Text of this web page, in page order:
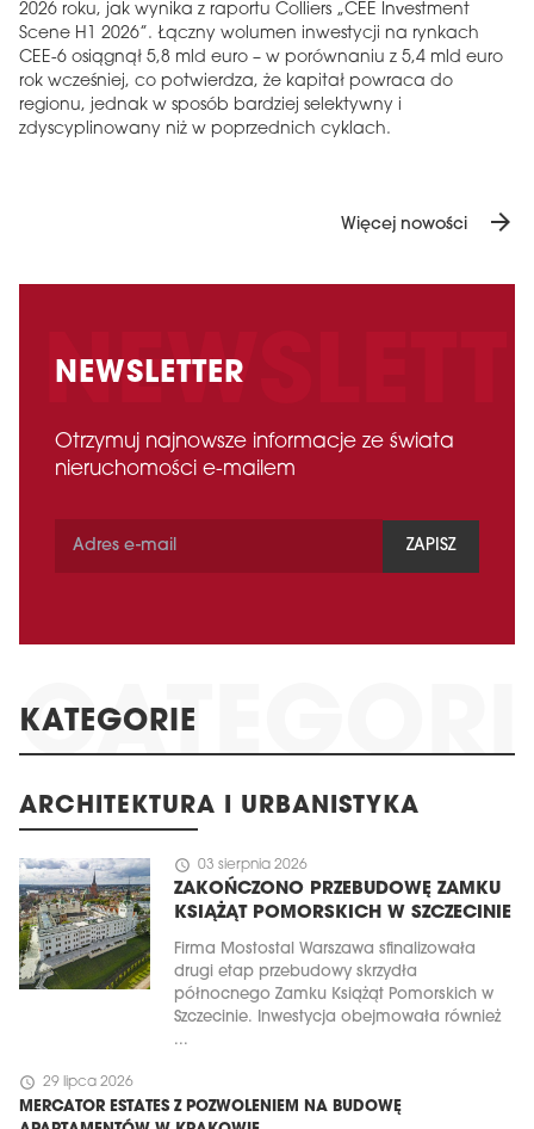
2026 roku, jak wynika z raportu Colliers „CEE Investment
Scene H1 2026”. Łączny wolumen inwestycji na rynkach
CEE-6 osiągnął 5,8 mld euro – w porównaniu z 5,4 mld euro
rok wcześniej, co potwierdza, że ​​kapitał powraca do
regionu, jednak w sposób bardziej selektywny i
zdyscyplinowany niż w poprzednich cyklach.
Więcej nowości arrow_forward
NEWSLETTER
Otrzymuj najnowsze informacje ze świata
nieruchomości e-mailem
ZAPISZ
KATEGORIE
ARCHITEKTURA I URBANISTYKA
schedule 03 sierpnia 2026
ZAKOŃCZONO PRZEBUDOWĘ ZAMKU
KSIĄŻĄT POMORSKICH W SZCZECINIE
Firma Mostostal Warszawa sfinalizowała
drugi etap przebudowy skrzydła
północnego Zamku Książąt Pomorskich w
Szczecinie. Inwestycja obejmowała również
...
schedule 29 lipca 2026
MERCATOR ESTATES Z POZWOLENIEM NA BUDOWĘ